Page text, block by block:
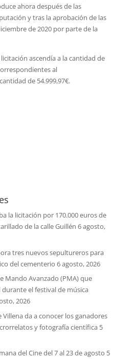
ahora después de las
y tras la aprobación de las
de 2020 por parte de la
ascendía a la cantidad de
al
de 54.999,97€.
la licitación por 170.000 euros de
de la calle Guillén 6 agosto,
tres nuevos sepultureros para
del cementerio 6 agosto, 2026
Mando Avanzado (PMA) que
el festival de música
2026
Villena da a conocer los ganadores
y fotografía científica 5
del Cine del 7 al 23 de agosto 5